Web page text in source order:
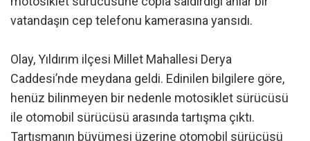
vatandaşın cep telefonu kamerasına yansıdı.
Olay, Yıldırım ilçesi Millet Mahallesi Derya
Caddesi’nde meydana geldi. Edinilen bilgilere göre,
henüz bilinmeyen bir nedenle motosiklet sürücüsü
ile otomobil sürücüsü arasında tartışma çıktı.
Tartışmanın büyümesi üzerine otomobil sürücüsü